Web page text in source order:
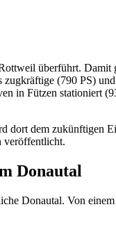
überführt. Damit
(790 PS)
in Fützen stationiert
dem zukünftigen
veröffentlicht.
Donautal
Donautal. Von